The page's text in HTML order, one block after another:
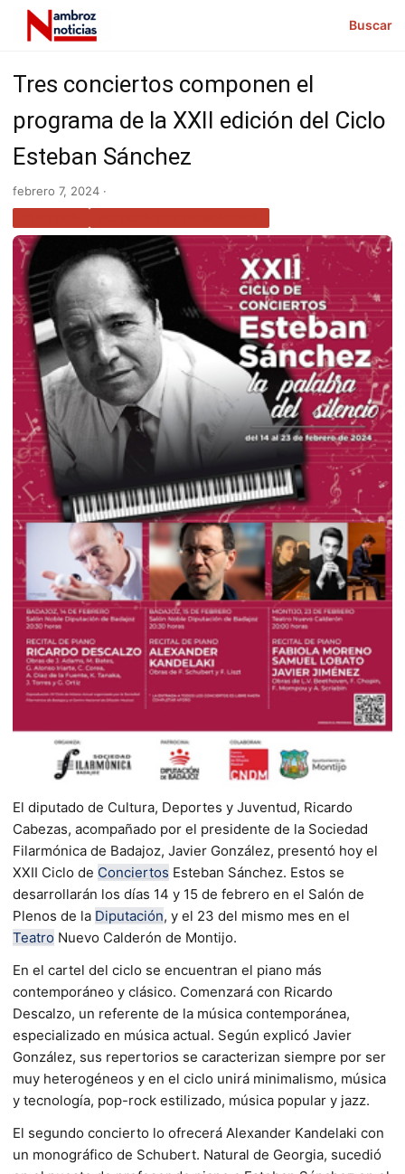
Buscar
Tres conciertos componen el
programa de la XXII edición del Ciclo
Esteban Sánchez
febrero 7, 2024 ·
El diputado de Cultura, Deportes y Juventud, Ricardo
Cabezas, acompañado por el presidente de la Sociedad
Filarmónica de Badajoz, Javier González, presentó hoy el
XXII Ciclo de Conciertos Esteban Sánchez. Estos se
desarrollarán los días 14 y 15 de febrero en el Salón de
Plenos de la Diputación, y el 23 del mismo mes en el
Teatro Nuevo Calderón de Montijo.
En el cartel del ciclo se encuentran el piano más
contemporáneo y clásico. Comenzará con Ricardo
Descalzo, un referente de la música contemporánea,
especializado en música actual. Según explicó Javier
González, sus repertorios se caracterizan siempre por ser
muy heterogéneos y en el ciclo unirá minimalismo, música
y tecnología, pop-rock estilizado, música popular y jazz.
El segundo concierto lo ofrecerá Alexander Kandelaki con
un monográfico de Schubert. Natural de Georgia, sucedió